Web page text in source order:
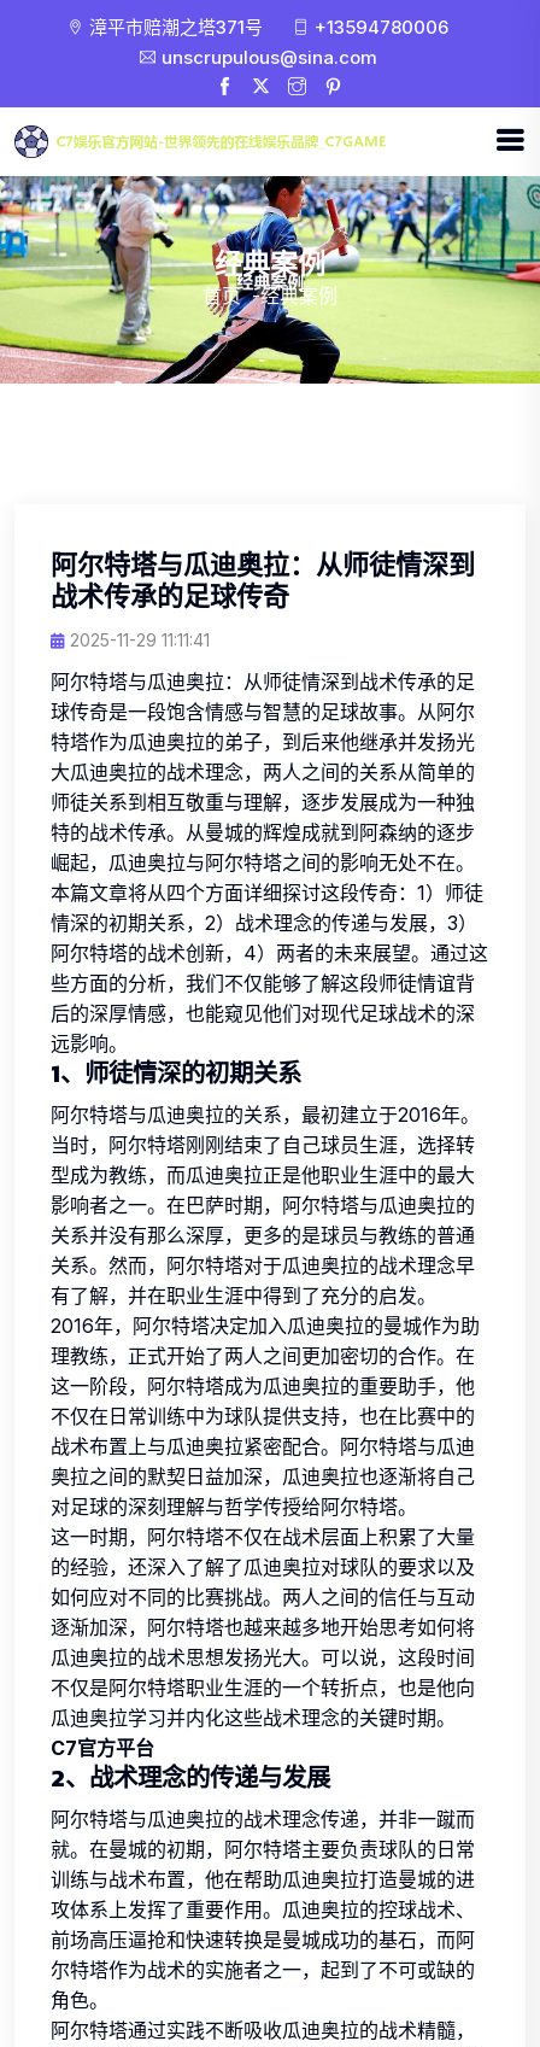
漳平市赔潮之塔371号
+13594780006
unscrupulous@sina.com
经典案例
首页 -经典案例
阿尔特塔与瓜迪奥拉：从师徒情深到
战术传承的足球传奇
2025-11-29 11:11:41
阿尔特塔与瓜迪奥拉：从师徒情深到战术传承的足
球传奇是一段饱含情感与智慧的足球故事。从阿尔
特塔作为瓜迪奥拉的弟子，到后来他继承并发扬光
大瓜迪奥拉的战术理念，两人之间的关系从简单的
师徒关系到相互敬重与理解，逐步发展成为一种独
特的战术传承。从曼城的辉煌成就到阿森纳的逐步
崛起，瓜迪奥拉与阿尔特塔之间的影响无处不在。
本篇文章将从四个方面详细探讨这段传奇：1）师徒
情深的初期关系，2）战术理念的传递与发展，3）
阿尔特塔的战术创新，4）两者的未来展望。通过这
些方面的分析，我们不仅能够了解这段师徒情谊背
后的深厚情感，也能窥见他们对现代足球战术的深
远影响。
1、师徒情深的初期关系
阿尔特塔与瓜迪奥拉的关系，最初建立于2016年。
当时，阿尔特塔刚刚结束了自己球员生涯，选择转
型成为教练，而瓜迪奥拉正是他职业生涯中的最大
影响者之一。在巴萨时期，阿尔特塔与瓜迪奥拉的
关系并没有那么深厚，更多的是球员与教练的普通
关系。然而，阿尔特塔对于瓜迪奥拉的战术理念早
有了解，并在职业生涯中得到了充分的启发。
2016年，阿尔特塔决定加入瓜迪奥拉的曼城作为助
理教练，正式开始了两人之间更加密切的合作。在
这一阶段，阿尔特塔成为瓜迪奥拉的重要助手，他
不仅在日常训练中为球队提供支持，也在比赛中的
战术布置上与瓜迪奥拉紧密配合。阿尔特塔与瓜迪
奥拉之间的默契日益加深，瓜迪奥拉也逐渐将自己
对足球的深刻理解与哲学传授给阿尔特塔。
这一时期，阿尔特塔不仅在战术层面上积累了大量
的经验，还深入了解了瓜迪奥拉对球队的要求以及
如何应对不同的比赛挑战。两人之间的信任与互动
逐渐加深，阿尔特塔也越来越多地开始思考如何将
瓜迪奥拉的战术思想发扬光大。可以说，这段时间
不仅是阿尔特塔职业生涯的一个转折点，也是他向
瓜迪奥拉学习并内化这些战术理念的关键时期。
C7官方平台
2、战术理念的传递与发展
阿尔特塔与瓜迪奥拉的战术理念传递，并非一蹴而
就。在曼城的初期，阿尔特塔主要负责球队的日常
训练与战术布置，他在帮助瓜迪奥拉打造曼城的进
攻体系上发挥了重要作用。瓜迪奥拉的控球战术、
前场高压逼抢和快速转换是曼城成功的基石，而阿
尔特塔作为战术的实施者之一，起到了不可或缺的
角色。
阿尔特塔通过实践不断吸收瓜迪奥拉的战术精髓，